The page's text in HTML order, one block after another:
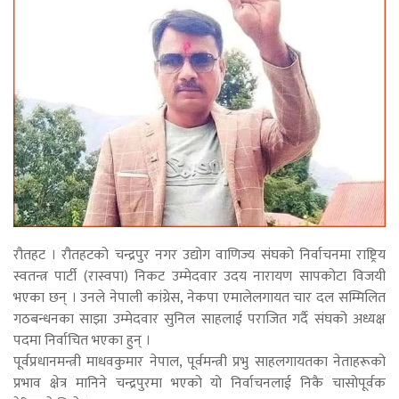
रौतहट । रौतहटको चन्द्रपुर नगर उद्योग वाणिज्य संघको निर्वाचनमा राष्ट्रिय
स्वतन्त्र पार्टी (रास्वपा) निकट उम्मेदवार उदय नारायण सापकोटा विजयी
भएका छन् । उनले नेपाली कांग्रेस, नेकपा एमालेलगायत चार दल सम्मिलित
गठबन्धनका साझा उम्मेदवार सुनिल साहलाई पराजित गर्दै संघको अध्यक्ष
पदमा निर्वाचित भएका हुन् ।
पूर्वप्रधानमन्त्री माधवकुमार नेपाल, पूर्वमन्त्री प्रभु साहलगायतका नेताहरूको
प्रभाव क्षेत्र मानिने चन्द्रपुरमा भएको यो निर्वाचनलाई निकै चासोपूर्वक